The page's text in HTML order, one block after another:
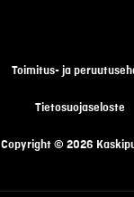
Copyright © 2026
Tietosuojaseloste
Toimitus- ja